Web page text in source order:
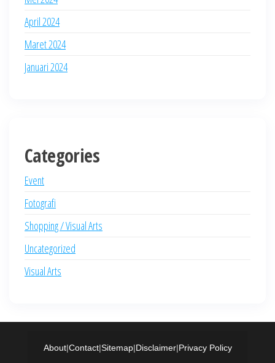
April 2024
Maret 2024
Januari 2024
Categories
Event
Fotografi
Shopping / Visual Arts
Uncategorized
Visual Arts
About|Contact|Sitemap|Disclaimer|Privacy Policy